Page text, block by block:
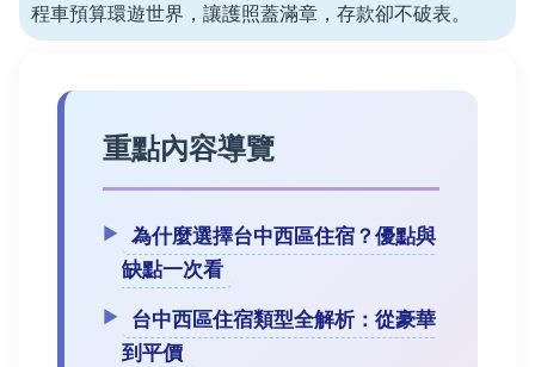
程車預算環遊世界，讓護照蓋滿章，存款卻不破表。
重點內容導覽
為什麼選擇台中西區住宿？優點與
缺點一次看
台中西區住宿類型全解析：從豪華
到平價